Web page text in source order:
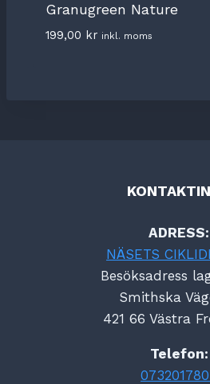
Granugreen Nature
199,00 kr inkl. moms
ADRESS:
NÄSETS
Besöksadress
Smithska
421 66 Västra
Telefon: